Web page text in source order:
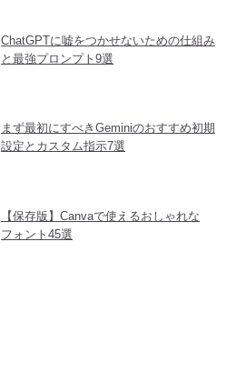
ChatGPTに嘘をつかせないための仕組み
と最強プロンプト9選
まず最初にすべきGeminiのおすすめ初期
設定とカスタム指示7選
【保存版】Canvaで使えるおしゃれな
フォント45選